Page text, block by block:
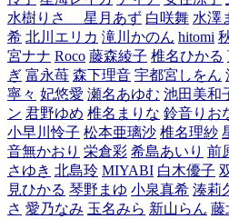
水樹りさ 星月あず 白咲舞 水澤
希 北川エリカ 滝川かのん hitomi
宮ナナ Roco 藤森綾子 椎名ひかる
ぎ 富永苺 森下理音 宇都宮しをん
寧々 妃悠愛 瀬名あゆむ 池田美和
ン 君野ゆめ 椎名まりな 鈴音りお
小早川怜子 松本亜璃沙 椎名理紗
音無かおり 栄倉彩 希島あいり 前
さゆき 北島玲 MIYABI 白木優子
見ひかる 琴野まゆ 小泉真希 湊莉
さ 愛乃なみ 玉名みら 新山らん 藤